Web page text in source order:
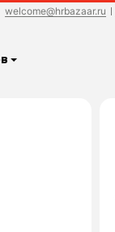
welcome@hrbazaar.ru